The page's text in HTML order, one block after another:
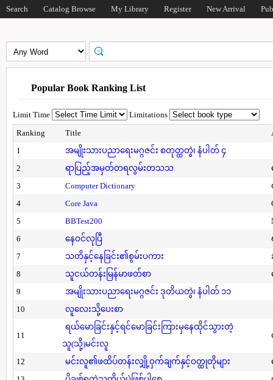
Search Catalog Browse My Library Register New Arrival
Popular Book Ranking List
Limit Time
Limitations
Ranking
Title
1
အမျိုးသားပညာရေးမဂ္ဂဇင်း စတုတ္ထတွဲ၊ နံပါတ် ၄
2
ရာပြည့်အမှတ်တရလွမ်းတသသ
3
Computer Dictionary
4
Core Java
5
BBTest200
6
နေဝင်လုပြီ
7
သတိနှင့်နေခြင်း၏စွမ်းပကား
8
သူငယ်တန်းမြန်မာဖတ်စာ
9
အမျိုးသားပညာရေးမဂ္ဂဇင်း ဒုတိယတွဲ၊ နံပါတ် ၁၁
10
လူလေးသို့ပေးစာ
11
ရယ်မောခြင်းနှင့်ရင်မောခြင်းကြားမှနေထိုင်သွားတဲ့
သူ(သို့)မင်းလူ
12 မင်းလူ၏ဖထိပ်တန်းလျှို့ဝှက်ချက်နှင့်ဝတ္ထုတိုများ